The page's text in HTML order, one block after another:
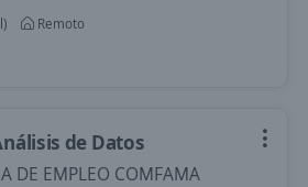
Remoto
de Datos
DE EMPLEO COMFAMA